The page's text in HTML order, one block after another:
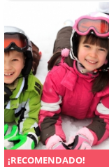
¡RECOMENDADO!